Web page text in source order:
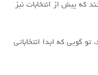
که پیش از انتخابات نیز
گویی که ابدا انتخاباتی